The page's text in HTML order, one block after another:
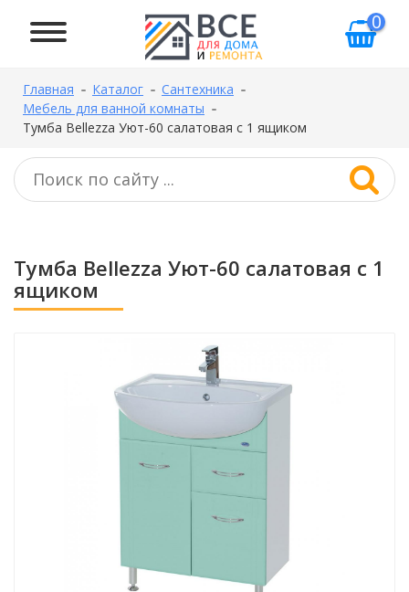
0
Главная Каталог
Сантехника
Мебель для ванной комнаты
Тумба Bellezza Уют-60 салатовая с 1 ящиком
Тумба Bellezza Уют-60 салатовая с 1
ящиком